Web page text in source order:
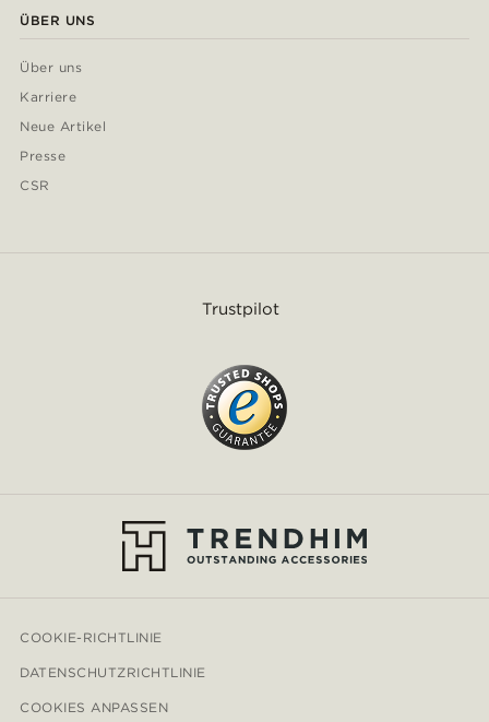
ÜBER UNS
Über uns
Karriere
Neue Artikel
Presse
CSR
Trustpilot
COOKIE-RICHTLINIE
DATENSCHUTZRICHTLINIE
COOKIES ANPASSEN